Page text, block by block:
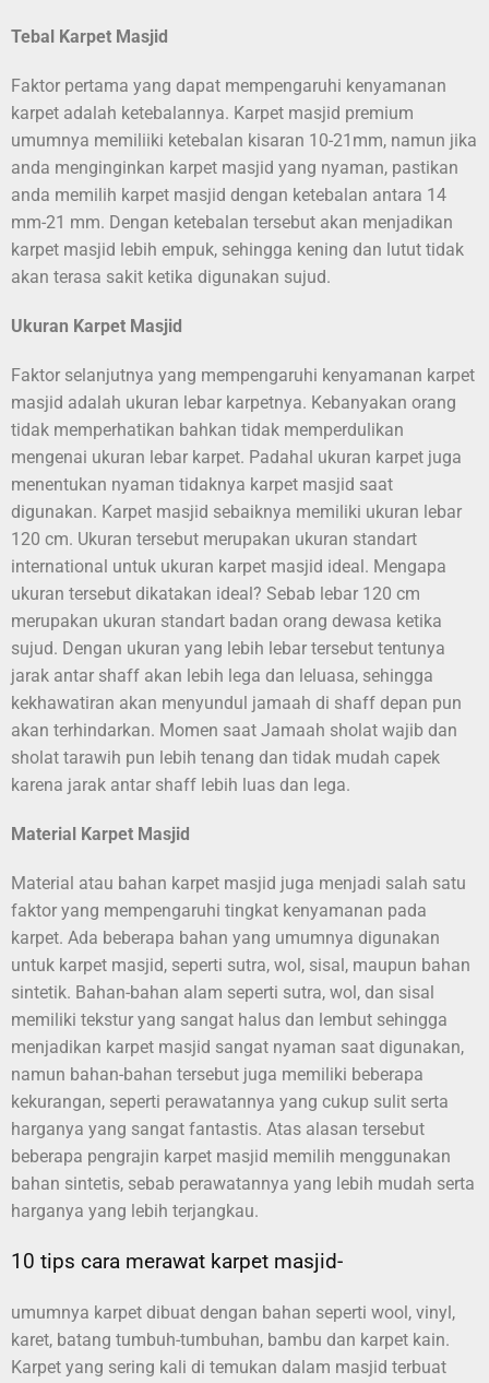
Tebal Karpet Masjid
Faktor pertama yang dapat mempengaruhi kenyamanan
karpet adalah ketebalannya. Karpet masjid premium
umumnya memiliiki ketebalan kisaran 10-21mm, namun jika
anda menginginkan karpet masjid yang nyaman, pastikan
anda memilih karpet masjid dengan ketebalan antara 14
mm-21 mm. Dengan ketebalan tersebut akan menjadikan
karpet masjid lebih empuk, sehingga kening dan lutut tidak
akan terasa sakit ketika digunakan sujud.
Ukuran Karpet Masjid
Faktor selanjutnya yang mempengaruhi kenyamanan karpet
masjid adalah ukuran lebar karpetnya. Kebanyakan orang
tidak memperhatikan bahkan tidak memperdulikan
mengenai ukuran lebar karpet. Padahal ukuran karpet juga
menentukan nyaman tidaknya karpet masjid saat
digunakan. Karpet masjid sebaiknya memiliki ukuran lebar
120 cm. Ukuran tersebut merupakan ukuran standart
international untuk ukuran karpet masjid ideal. Mengapa
ukuran tersebut dikatakan ideal? Sebab lebar 120 cm
merupakan ukuran standart badan orang dewasa ketika
sujud. Dengan ukuran yang lebih lebar tersebut tentunya
jarak antar shaff akan lebih lega dan leluasa, sehingga
kekhawatiran akan menyundul jamaah di shaff depan pun
akan terhindarkan. Momen saat Jamaah sholat wajib dan
sholat tarawih pun lebih tenang dan tidak mudah capek
karena jarak antar shaff lebih luas dan lega.
Material Karpet Masjid
Material atau bahan karpet masjid juga menjadi salah satu
faktor yang mempengaruhi tingkat kenyamanan pada
karpet. Ada beberapa bahan yang umumnya digunakan
untuk karpet masjid, seperti sutra, wol, sisal, maupun bahan
sintetik. Bahan-bahan alam seperti sutra, wol, dan sisal
memiliki tekstur yang sangat halus dan lembut sehingga
menjadikan karpet masjid sangat nyaman saat digunakan,
namun bahan-bahan tersebut juga memiliki beberapa
kekurangan, seperti perawatannya yang cukup sulit serta
harganya yang sangat fantastis. Atas alasan tersebut
beberapa pengrajin karpet masjid memilih menggunakan
bahan sintetis, sebab perawatannya yang lebih mudah serta
harganya yang lebih terjangkau.
10 tips cara merawat karpet masjid-
umumnya karpet dibuat dengan bahan seperti wool, vinyl,
karet, batang tumbuh-tumbuhan, bambu dan karpet kain.
Karpet yang sering kali di temukan dalam masjid terbuat